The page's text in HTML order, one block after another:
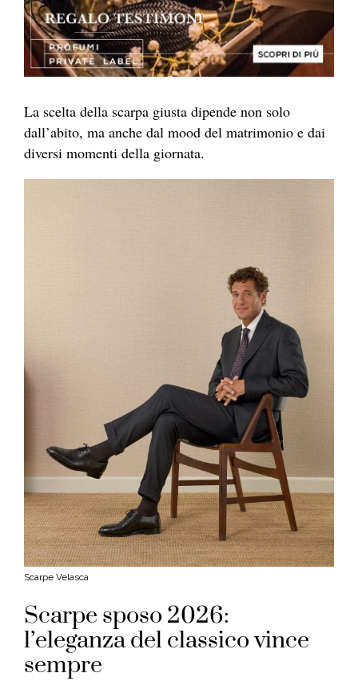
La scelta della scarpa giusta dipende non solo
dall’abito, ma anche dal mood del matrimonio e dai
diversi momenti della giornata.
Scarpe Velasca
Scarpe sposo 2026:
l’eleganza del classico vince
sempre